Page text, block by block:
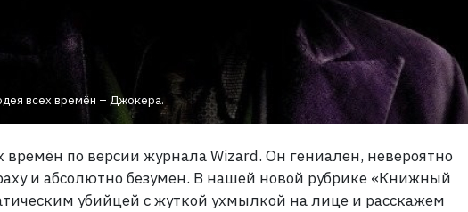
всех времён – Джокера.
по версии журнала Wizard. Он гениален, невероятно
и абсолютно безумен. В нашей новой рубрике «Книжный
убийцей с жуткой ухмылкой на лице и расскажем